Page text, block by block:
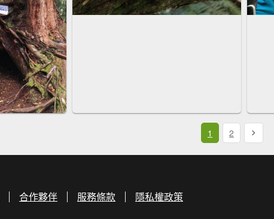
1 2
合作夥伴 服務條款 隱私權政策